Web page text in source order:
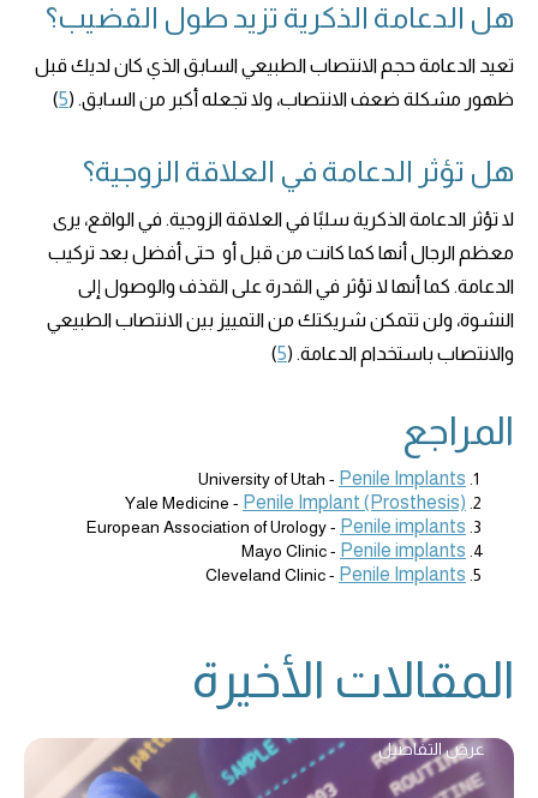
هل الدعامة الذكرية تزيد طول القضيب؟
تعيد الدعامة حجم الانتصاب الطبيعي السابق الذي كان لديك قبل
ظهور مشكلة ضعف الانتصاب، ولا تجعله أكبر من السابق. (5
)
هل تؤثر الدعامة في العلاقة الزوجية؟
لا تؤثر الدعامة الذكرية سلبًا في العلاقة الزوجية. في الواقع، يرى
معظم الرجال أنها كما كانت من قبل أو حتى أفضل بعد تركيب
الدعامة. كما أنها لا تؤثر في القدرة على القذف والوصول إلى
النشوة، ولن تتمكن شريكتك من التمييز بين الانتصاب الطبيعي
والانتصاب باستخدام الدعامة. (5
)
المراجع
University of Utah - Penile Implants
Yale Medicine - Penile Implant (Prosthesis)
European Association of Urology - Penile implants
Mayo Clinic - Penile implants
Cleveland Clinic - Penile Implants
المقالات الأخيرة
عرض التفاصيل